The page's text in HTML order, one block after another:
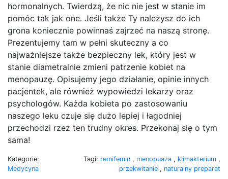
hormonalnych. Twierdzą, że nic nie jest w stanie im
pomóc tak jak one. Jeśli także Ty należysz do ich
grona koniecznie powinnaś zajrzeć na naszą stronę.
Prezentujemy tam w pełni skuteczny a co
najważniejsze także bezpieczny lek, który jest w
stanie diametralnie zmieni patrzenie kobiet na
menopauzę. Opisujemy jego działanie, opinie innych
pacjentek, ale również wypowiedzi lekarzy oraz
psychologów. Każda kobieta po zastosowaniu
naszego leku czuje się dużo lepiej i łagodniej
przechodzi rzez ten trudny okres. Przekonaj się o tym
sama!
Kategorie:
Medycyna
Tagi: remifemin , menopuaza , klimakterium ,
przekwitanie , naturalny preparat